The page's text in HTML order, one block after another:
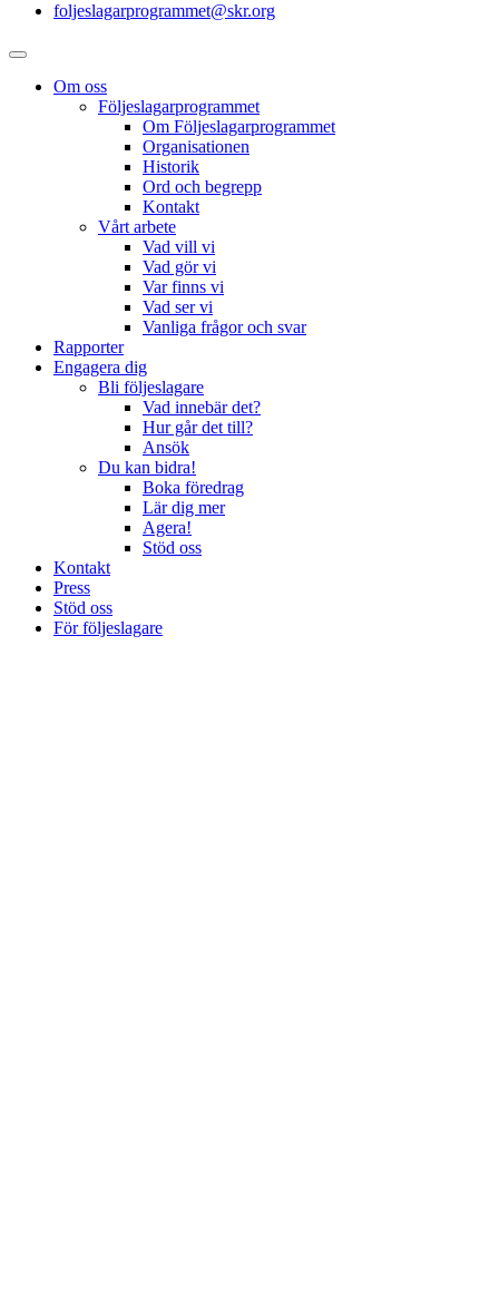
foljeslagarprogrammet@skr.org
Om oss
Följeslagarprogrammet
Om Följeslagarprogrammet
Organisationen
Historik
Ord och begrepp
Kontakt
Vårt arbete
Vad vill vi
Vad gör vi
Var finns vi
Vad ser vi
Vanliga frågor och svar
Rapporter
Engagera dig
Bli följeslagare
Vad innebär det?
Hur går det till?
Ansök
Du kan bidra!
Boka föredrag
Lär dig mer
Agera!
Stöd oss
Kontakt
Press
Stöd oss
För följeslagare